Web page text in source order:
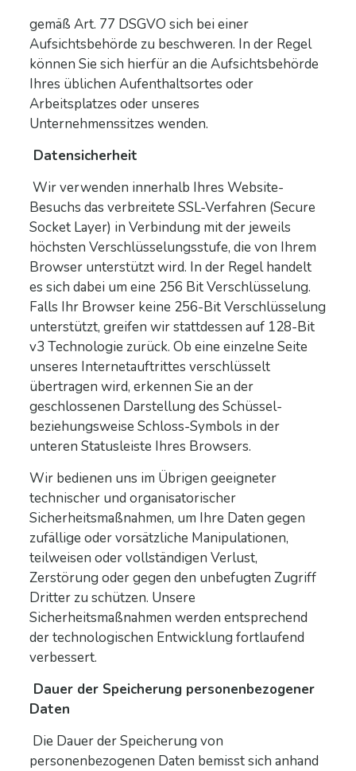
gemäß Art. 77 DSGVO sich bei einer
Aufsichtsbehörde zu beschweren. In der Regel
können Sie sich hierfür an die Aufsichtsbehörde
Ihres üblichen Aufenthaltsortes oder
Arbeitsplatzes oder unseres
Unternehmenssitzes wenden.
Datensicherheit
Wir verwenden innerhalb Ihres Website-
Besuchs das verbreitete SSL-Verfahren (Secure
Socket Layer) in Verbindung mit der jeweils
höchsten Verschlüsselungsstufe, die von Ihrem
Browser unterstützt wird. In der Regel handelt
es sich dabei um eine 256 Bit Verschlüsselung.
Falls Ihr Browser keine 256-Bit Verschlüsselung
unterstützt, greifen wir stattdessen auf 128-Bit
v3 Technologie zurück. Ob eine einzelne Seite
unseres Internetauftrittes verschlüsselt
übertragen wird, erkennen Sie an der
geschlossenen Darstellung des Schüssel-
beziehungsweise Schloss-Symbols in der
unteren Statusleiste Ihres Browsers.
Wir bedienen uns im Übrigen geeigneter
technischer und organisatorischer
Sicherheitsmaßnahmen, um Ihre Daten gegen
zufällige oder vorsätzliche Manipulationen,
teilweisen oder vollständigen Verlust,
Zerstörung oder gegen den unbefugten Zugriff
Dritter zu schützen. Unsere
Sicherheitsmaßnahmen werden entsprechend
der technologischen Entwicklung fortlaufend
verbessert.
Dauer der Speicherung personenbezogener
Daten
Die Dauer der Speicherung von
personenbezogenen Daten bemisst sich anhand